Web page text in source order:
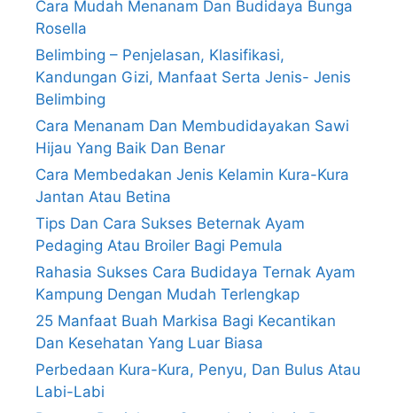
Cara Mudah Menanam Dan Budidaya Bunga
Rosella
Belimbing – Penjelasan, Klasifikasi,
Kandungan Gizi, Manfaat Serta Jenis- Jenis
Belimbing
Cara Menanam Dan Membudidayakan Sawi
Hijau Yang Baik Dan Benar
Cara Membedakan Jenis Kelamin Kura-Kura
Jantan Atau Betina
Tips Dan Cara Sukses Beternak Ayam
Pedaging Atau Broiler Bagi Pemula
Rahasia Sukses Cara Budidaya Ternak Ayam
Kampung Dengan Mudah Terlengkap
25 Manfaat Buah Markisa Bagi Kecantikan
Dan Kesehatan Yang Luar Biasa
Perbedaan Kura-Kura, Penyu, Dan Bulus Atau
Labi-Labi